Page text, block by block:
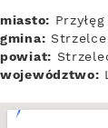
miasto: Przyłęg
gmina:
powiat:
województwo: